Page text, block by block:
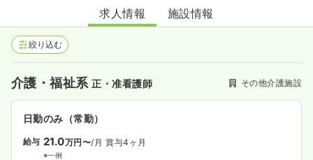
ドリームハウス聖恵
求人情報 施設情報
絞り込む
介護・福祉系正・准看護師 その他介護施設
日勤のみ（常勤）
給与 21.0万円〜/月 賞与4ヶ月
※一例